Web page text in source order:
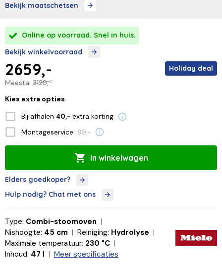
Bekijk maatschetsen
Online op voorraad. Snel in huis.
Bekijk winkelvoorraad
Meestal 3129,-
2659,- Holiday deal
Kies extra opties
Bij afhalen 40,- extra korting
Montageservice 99,-
In winkelwagen
Elders goedkoper?
Hulp nodig? Chat met ons
Type: Combi-stoomoven
Nishoogte: 45 cm Reiniging: Hydrolyse
Maximale temperatuur: 230 °C
Inhoud: 47 l Meer specificaties